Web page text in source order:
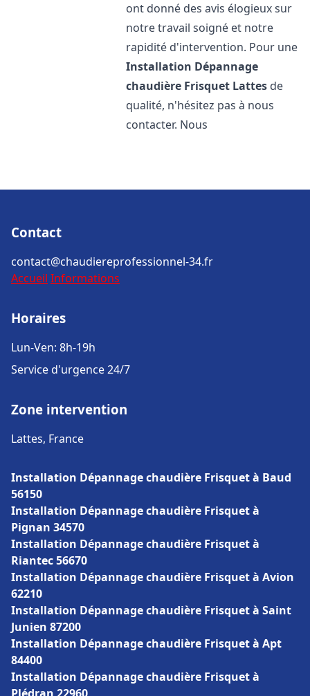
ont donné des avis élogieux sur
notre travail soigné et notre
rapidité d'intervention. Pour une
Installation Dépannage
chaudière Frisquet Lattes de
qualité, n'hésitez pas à nous
contacter. Nous
Contact
contact@chaudiereprofessionnel-34.fr
Accueil Informations
Horaires
Lun-Ven: 8h-19h
Service d'urgence 24/7
Zone intervention
Lattes, France
Installation Dépannage chaudière Frisquet à Baud
56150
Installation Dépannage chaudière Frisquet à
Pignan 34570
Installation Dépannage chaudière Frisquet à
Riantec 56670
Installation Dépannage chaudière Frisquet à Avion
62210
Installation Dépannage chaudière Frisquet à Saint
Junien 87200
Installation Dépannage chaudière Frisquet à Apt
84400
Installation Dépannage chaudière Frisquet à